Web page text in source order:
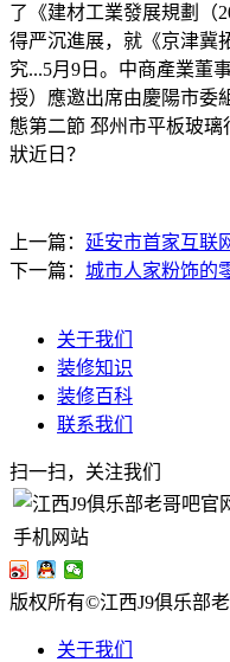
了《建材工業發展規劃（
得严沉進展，就《京津冀
究...5月9日。中商產業董
授）應邀出席由慶陽市委
態第二節 邳州市平板玻
狀近日？
上一篇： 延安市首家互联
下一篇： 城市人家粉饰的
关于我们
装修知识
装修百科
联系我们
扫一扫，关注我们
手机网站
版权所有©江西J9俱乐部
关于我们